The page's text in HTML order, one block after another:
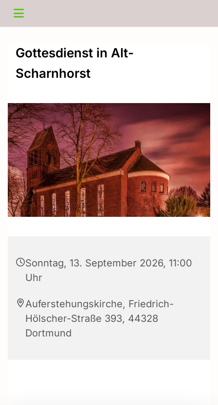
Gottesdienst in Alt-
Scharnhorst
Sonntag, 13. September 2026, 11:00
Uhr
Auferstehungskirche, Friedrich-
Hölscher-Straße 393, 44328
Dortmund